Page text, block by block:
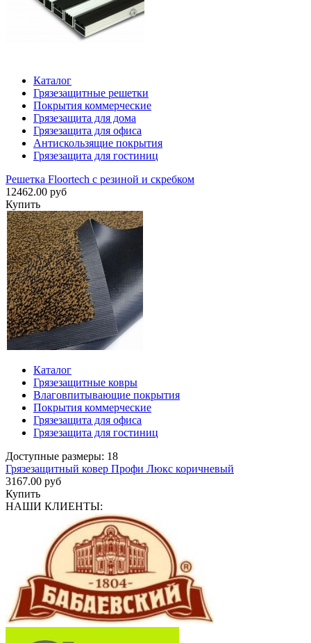
Каталог
Грязезащитные решетки
Покрытия коммерческие
Грязезащита для дома
Грязезащита для офиса
Антискользящие покрытия
Грязезащита для гостиниц
Решетка Floortech с резиной и скребком
12462.00 руб
Купить
Каталог
Грязезащитные ковры
Влаговпитывающие покрытия
Покрытия коммерческие
Грязезащита для офиса
Грязезащита для гостиниц
Доступные размеры: 18
Грязезащитный ковер Профи Люкс коричневый
3167.00 руб
Купить
НАШИ КЛИЕНТЫ: